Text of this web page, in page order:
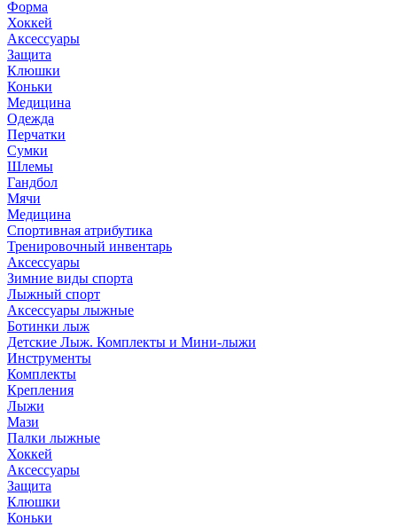
Форма
Хоккей
Аксессуары
Защита
Клюшки
Коньки
Медицина
Одежда
Перчатки
Сумки
Шлемы
Гандбол
Мячи
Медицина
Спортивная атрибутика
Тренировочный инвентарь
Аксессуары
Зимние виды спорта
Лыжный спорт
Аксессуары лыжные
Ботинки лыж
Детские Лыж. Комплекты и Мини-лыжи
Инструменты
Комплекты
Крепления
Лыжи
Мази
Палки лыжные
Хоккей
Аксессуары
Защита
Клюшки
Коньки